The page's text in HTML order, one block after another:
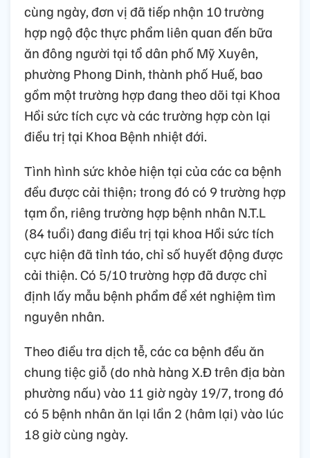
cùng ngày, đơn vị đã tiếp nhận 10 trường
hợp ngộ độc thực phẩm liên quan đến bữa
ăn đông người tại tổ dân phố Mỹ Xuyên,
phường Phong Dinh, thành phố Huế, bao
gồm một trường hợp đang theo dõi tại Khoa
Hồi sức tích cực và các trường hợp còn lại
điều trị tại Khoa Bệnh nhiệt đới.
Tình hình sức khỏe hiện tại của các ca bệnh
đều được cải thiện; trong đó có 9 trường hợp
tạm ổn, riêng trường hợp bệnh nhân N.T.L
(84 tuổi) đang điều trị tại khoa Hồi sức tích
cực hiện đã tỉnh táo, chỉ số huyết động được
cải thiện. Có 5/10 trường hợp đã được chỉ
định lấy mẫu bệnh phẩm để xét nghiệm tìm
nguyên nhân.
Theo điều tra dịch tễ, các ca bệnh đều ăn
chung tiệc giỗ (do nhà hàng X.Đ trên địa bàn
phường nấu) vào 11 giờ ngày 19/7, trong đó
có 5 bệnh nhân ăn lại lần 2 (hâm lại) vào lúc
18 giờ cùng ngày.